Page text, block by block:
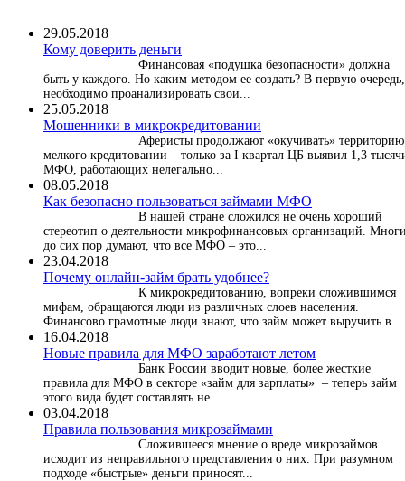
29.05.2018
Кому доверить деньги
Финансовая «подушка безопасности» должна
быть у каждого. Но каким методом ее создать? В первую очередь,
необходимо проанализировать свои...
25.05.2018
Мошенники в микрокредитовании
Аферисты продолжают «окучивать» территорию
мелкого кредитовании – только за I квартал ЦБ выявил 1,3
МФО, работающих нелегально...
08.05.2018
Как безопасно пользоваться займами МФО
В нашей стране сложился не очень хороший
стереотип о деятельности микрофинансовых организаций.
до сих пор думают, что все МФО – это...
23.04.2018
Почему онлайн-займ брать удобнее?
К микрокредитованию, вопреки сложившимся
мифам, обращаются люди из различных слоев населения.
Финансово грамотные люди знают, что займ может выручить в...
16.04.2018
Новые правила для МФО заработают летом
Банк России вводит новые, более жесткие
правила для МФО в секторе «займ для зарплаты» – теперь займ
этого вида будет составлять не...
03.04.2018
​Правила пользования микрозаймами
Сложившееся мнение о вреде микрозаймов
исходит из неправильного представления о них. При разумном
подходе «быстрые» деньги приносят...